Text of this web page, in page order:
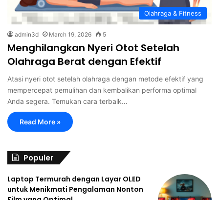
Olahraga & Fitness
admin3d March 19, 2026 5
Menghilangkan Nyeri Otot Setelah
Olahraga Berat dengan Efektif
Atasi nyeri otot setelah olahraga dengan metode efektif yang
mempercepat pemulihan dan kembalikan performa optimal
Anda segera. Temukan cara terbaik…
Read More »
Populer
Laptop Termurah dengan Layar OLED
untuk Menikmati Pengalaman Nonton